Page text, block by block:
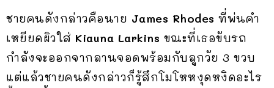
ชายคนดังกล่าวคือนาย James Rhodes ที่พ่นคำ
เหยียดผิวใส่ Kiauna Larkins ขณะที่เธอขับรถ
กำลังจะออกจากลานจอดพร้อมกับลูกวัย 3 ขวบ
แต่แล้วชายคนดังกล่าวก็รู้สึกโมโหหงุดหงิดอะไร